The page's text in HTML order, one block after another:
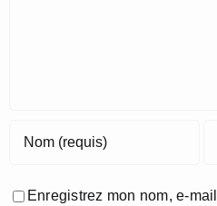
Enregistrez mon nom, e-